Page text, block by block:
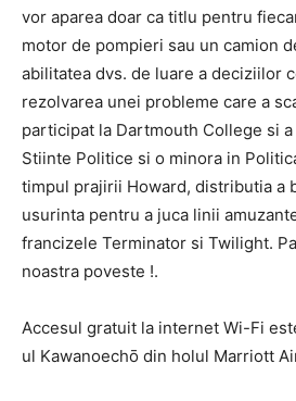
vor aparea doar ca titlu pentru
motor de pompieri sau un camion
abilitatea dvs. de luare a deciziilor
rezolvarea unei probleme care a
participat la Dartmouth College si
Stiinte Politice si o minora in
timpul prajirii Howard, distributia a
usurinta pentru a juca linii
francizele Terminator si Twilight.
noastra poveste !.
Accesul gratuit la internet Wi-Fi
ul Kawanoechō din holul Marriott